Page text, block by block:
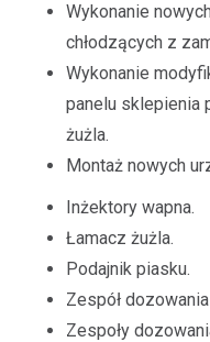
Wykonanie
chłodzących z
Wykonanie
panelu sklepienia
żużla.
Montaż nowych
Inżektory wapna.
Łamacz żużla.
Podajnik piasku.
Zespół
Zespoły